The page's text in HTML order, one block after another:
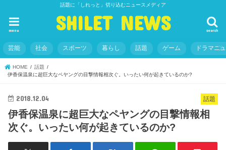
話題に「しれっと」切り込むニュースメディア
SHILET NEWS search
menu
芸能 社会 スポーツ 暮らし 話題 ゲーム ドラマニ
HOME
話題
伊香保温泉に超巨大なペヤングの目撃情報相次ぐ。いったい何が起きているのか?
話題
2018.12.04
伊香保温泉に超巨大なペヤングの目撃情報相
次ぐ。いったい何が起きているのか?